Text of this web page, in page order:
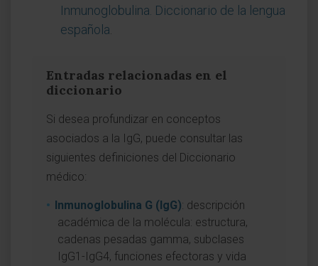
Inmunoglobulina. Diccionario de la lengua
española.
Entradas relacionadas en el
diccionario
Si desea profundizar en conceptos
asociados a la IgG, puede consultar las
siguientes definiciones del Diccionario
médico:
Inmunoglobulina G (IgG): descripción
académica de la molécula: estructura,
cadenas pesadas gamma, subclases
IgG1-IgG4, funciones efectoras y vida